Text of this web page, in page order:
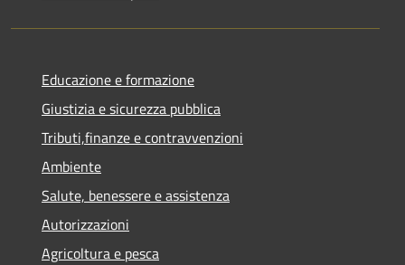
Educazione e formazione
Giustizia e sicurezza pubblica
Tributi,finanze e contravvenzioni
Ambiente
Salute, benessere e assistenza
Autorizzazioni
Agricoltura e pesca